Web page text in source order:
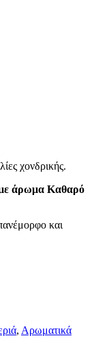
χονδρικής.
με άρωμα Καθαρό
και
, Αρωματικά